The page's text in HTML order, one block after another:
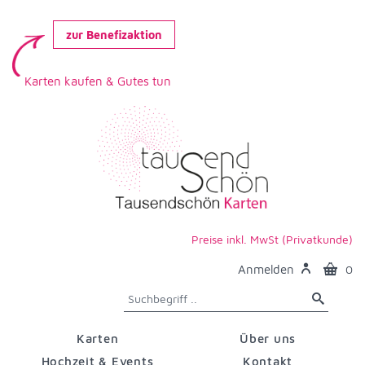
zur Benefizaktion
Karten kaufen & Gutes tun
Preise inkl. MwSt (Privatkunde)
Anmelden 0
Karten
Hochzeit & Events
Über uns
Kontakt